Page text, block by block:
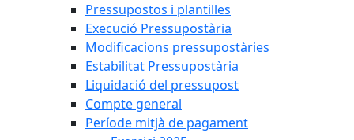
Pressupostos i plantilles
Execució Pressupostària
Modificacions pressupostàries
Estabilitat Pressupostària
Liquidació del pressupost
Compte general
Període mitjà de pagament